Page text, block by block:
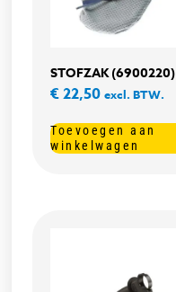
STOFZAK (6900220)
€22,50 excl. BTW.
Toevoegen aan
winkelwagen